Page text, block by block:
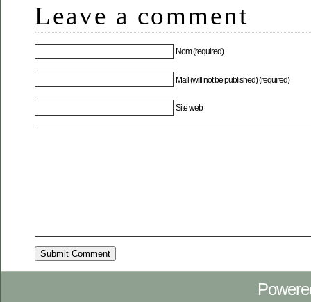
Leave a comment
Nom (required)
Mail (will not be published) (required)
Site web